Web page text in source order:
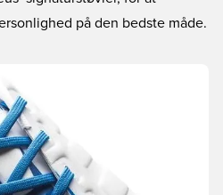
på den bedste måde.